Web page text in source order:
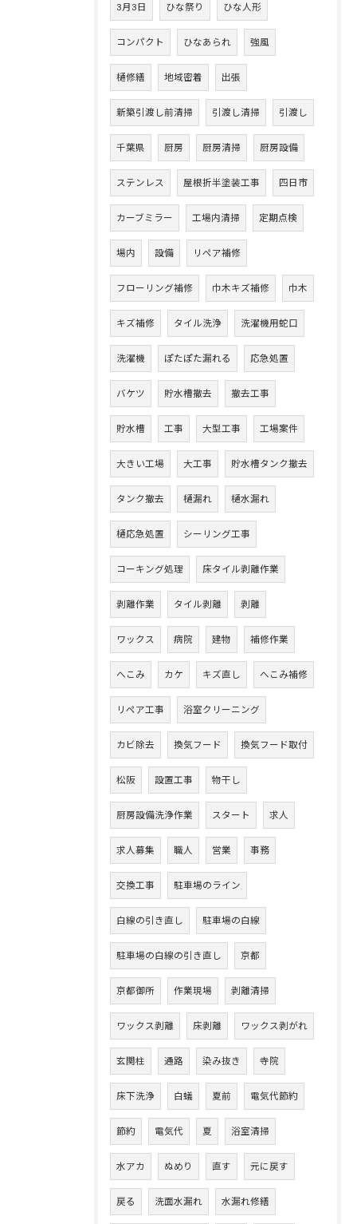
3月3日 ひな祭り ひな人形
コンパクト ひなあられ 強風
樋修繕 地域密着 出張
新築引渡し前清掃 引渡し清掃 引渡し
千葉県 厨房 厨房清掃 厨房設備
ステンレス 屋根折半塗装工事 四日市
カーブミラー 工場内清掃 定期点検
場内 設備 リペア補修
フローリング補修 巾木キズ補修 巾木
キズ補修 タイル洗浄 洗濯機用蛇口
洗濯機 ぽたぽた漏れる 応急処置
バケツ 貯水槽撤去 撤去工事
貯水槽 工事 大型工事 工場案件
大きい工場 大工事 貯水槽タンク撤去
タンク撤去 樋漏れ 樋水漏れ
樋応急処置 シーリング工事
コーキング処理 床タイル剥離作業
剥離作業 タイル剥離 剥離
ワックス 病院 建物 補修作業
へこみ カケ キズ直し へこみ補修
リペア工事 浴室クリーニング
カビ除去 換気フード 換気フード取付
松阪 設置工事 物干し
厨房設備洗浄作業 スタート 求人
求人募集 職人 営業 事務
交換工事 駐車場のライン
白線の引き直し 駐車場の白線
駐車場の白線の引き直し 京都
京都御所 作業現場 剥離清掃
ワックス剥離 床剥離 ワックス剥がれ
玄関柱 通路 染み抜き 寺院
床下洗浄 白蟻 夏前 電気代節約
節約 電気代 夏 浴室清掃
水アカ ぬめり 直す 元に戻す
戻る 洗面水漏れ 水漏れ修繕